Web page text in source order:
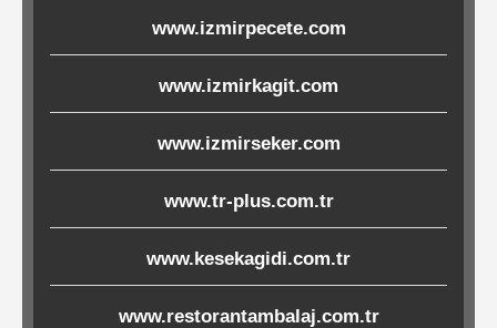
Porselen-
Seramik
Cam
Buklet
Ürünler
Poşetler
www.izmirpecete.com
www.izmirkagit.com
www.izmirseker.com
www.tr-plus.com.tr
www.kesekagidi.com.tr
www.restorantambalaj.com.tr